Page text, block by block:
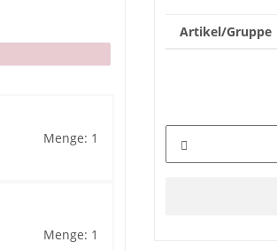
Menge: 1
Menge: 1
Artikel/Gruppe